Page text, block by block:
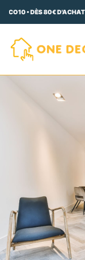
• DÈS 80€